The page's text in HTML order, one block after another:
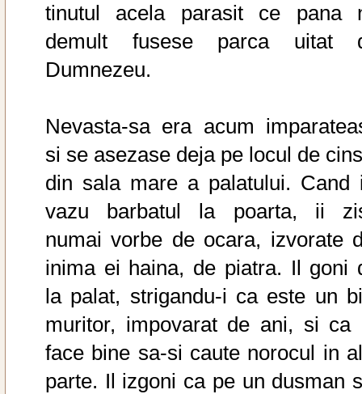
tinutul acela parasit ce pana
demult fusese parca uitat
Dumnezeu.
Nevasta-sa era acum
si se asezase deja pe locul de
din sala mare a palatului. Cand
vazu barbatul la poarta, ii
numai vorbe de ocara, izvorate
inima ei haina, de piatra. Il goni
la palat, strigandu-i ca este un
muritor, impovarat de ani, si ca
face bine sa-si caute norocul in
parte. Il izgoni ca pe un dusman